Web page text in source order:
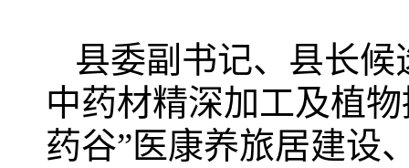
县委副书记、县长
中药材精深加工及植
药谷”医康养旅居建设